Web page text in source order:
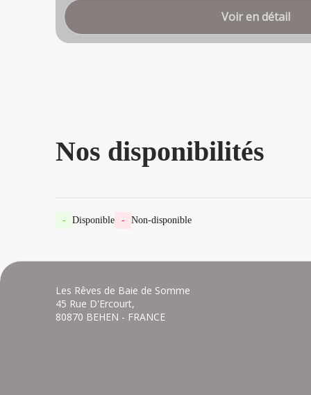
Voir en détail
Nos disponibilités
- Disponible - Non-disponible
Les Rêves de Baie de Somme
45 Rue D'Ercourt,
80870 BEHEN - FRANCE